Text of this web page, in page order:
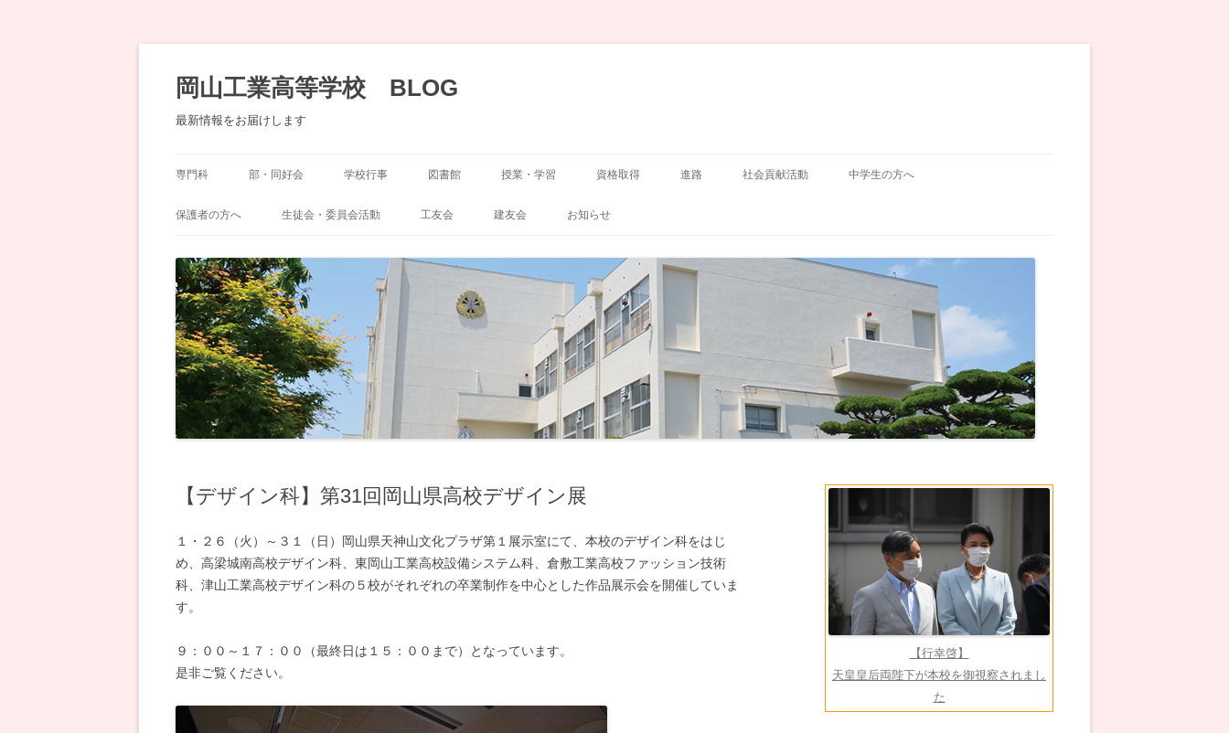
テ
ン
ツ
へ
移
岡山工業高等学校 BLOG
最新情報をお届けします
専門科
機械科
化学工学科
デザイン科
建築科
情報技術科
電気科
部・同好会
運動部 空手道部
サッカー部
自転車競技部
柔道部
ソフトテニス部
卓球部
写真部
吹奏楽部
美術部
漫画総合研究同好会
模型同好会
学校行事
岡工祭
図書館
展示
授業・学習 資格取得 進路 社会貢献活動 中学生の方へ
オープンスクール
保護者の方へ 生徒会・委員会活動
生徒会
工友会 建友会 お知らせ
【デザイン科】第31回岡山県高校デザイン展
１・２６（火）～３１（日）岡山県天神山文化プラザ第１展示室にて、本校のデザイン科をはじ
め、高梁城南高校デザイン科、東岡山工業高校設備システム科、倉敷工業高校ファッション技術
科、津山工業高校デザイン科の５校がそれぞれの卒業制作を中心とした作品展示会を開催していま
す。
９：００～１７：００（最終日は１５：００まで）となっています。
是非ご覧ください。
【行幸啓】
天皇皇后両陛下が本校を御視察されまし
た